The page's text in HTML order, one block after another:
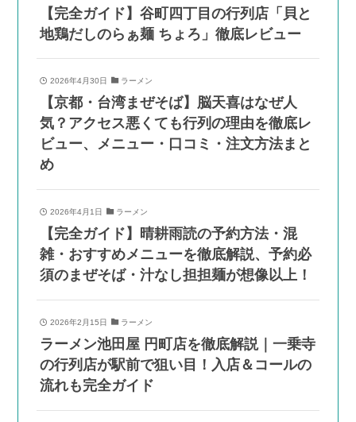
【完全ガイド】谷町四丁目の行列店「貝と
地鶏だしのらぁ麺 ちょろ」徹底レビュー
2026年4月30日 ラーメン
【京都・台湾まぜそば】脳天喜はなぜ人
気？アクセス悪くても行列の理由を徹底レ
ビュー、メニュー・口コミ・注文方法まと
め
2026年4月1日 ラーメン
【完全ガイド】晴耕雨読の予約方法・混
雑・おすすめメニューを徹底解説、予約必
須のまぜそば・汁なし担担麺が想像以上！
2026年2月15日 ラーメン
ラーメン池田屋 円町店を徹底解説｜一乗寺
の行列店が駅前で狙い目！入店＆コールの
流れも完全ガイド